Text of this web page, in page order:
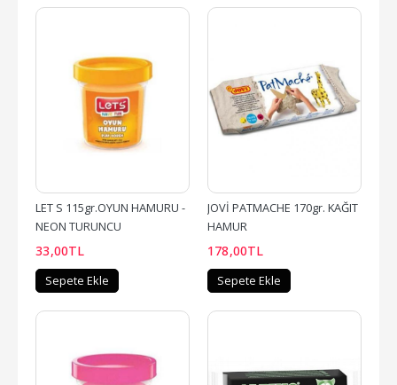
LET S 115gr.OYUN HAMURU -
NEON TURUNCU
33,00TL
Sepete Ekle
JOVİ PATMACHE 170gr. KAĞIT
HAMUR
178,00TL
Sepete Ekle